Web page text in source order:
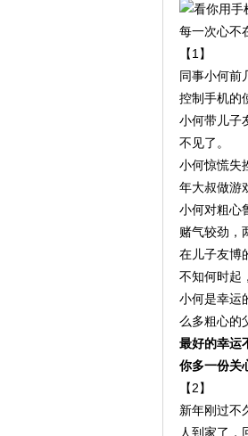
每一次心不
【1】
同事小何前
控制手机的
小何带儿子
不见了。
小何惊慌失
年大叔做游
小何对粗心
赌气较劲，
在儿子友博
不知何时起
小何是幸运
么多粗心的
最好的幸运
你多一份关
【2】
新年刚过不
人到家了，